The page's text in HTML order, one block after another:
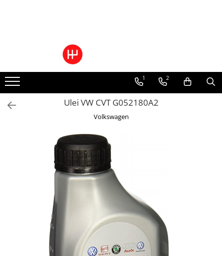
Ulei cutie automata
Filtre cutii automate
1 2
Ulei VW CVT G052180A2
Volkswagen